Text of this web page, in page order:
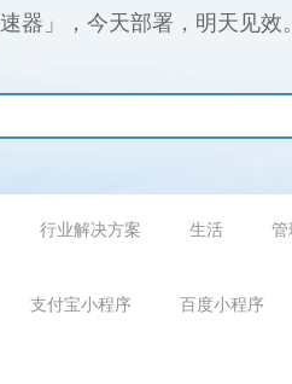
」，今天部署，明天见效
行业解决方案 生活
支付宝小程序 百度小程序